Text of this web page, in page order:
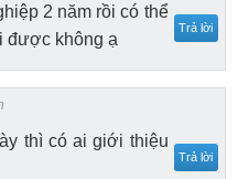
2 năm rồi có thể
được không ạ
Trả lời
thì có ai giới thiệu
Trả lời